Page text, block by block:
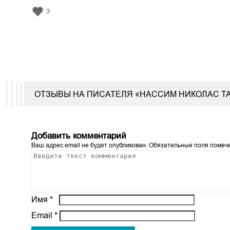
3
ОТЗЫВЫ НА ПИСАТЕЛЯ «НАССИМ НИКОЛАС
Добавить комментарий
Ваш адрес email не будет опубликован. Обязательные поля
Имя*
Email*